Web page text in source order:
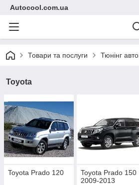
Autocool.com.ua
Товари та послуги Тюнінг авто
Toyota
Toyota Prado 120
Toyota Prado 150
2009-2013